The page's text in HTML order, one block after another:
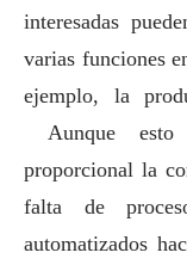
interesadas
varias funciones
ejemplo, la
Aunque esto
proporcional la
falta de
automatizados